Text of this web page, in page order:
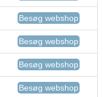
Besøg webshop
Besøg webshop
Besøg webshop
Besøg webshop